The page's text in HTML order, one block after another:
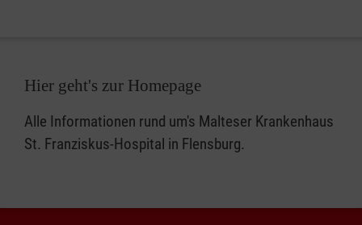
Hier geht's zur Homepage
Alle Informationen rund um's Malteser Krankenhaus
St. Franziskus-Hospital in Flensburg.